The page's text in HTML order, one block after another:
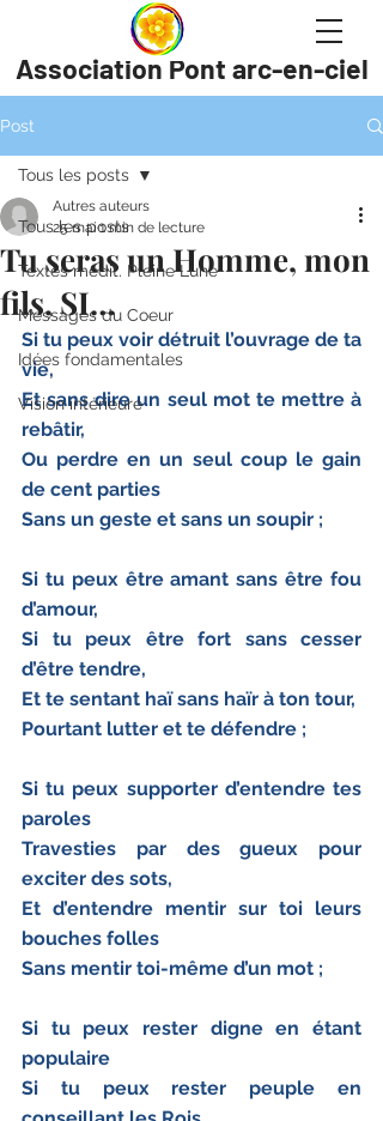
Association Pont arc-en-ciel
Post
Tous les posts
Textes médit. Pleine Lune
Messages du Coeur
Idées fondamentales
Vision intérieure
Tous les posts
Tu seras un Homme, mon
fils, SI…
Autres auteurs
25 mai 1 min de lecture
Si tu peux voir détruit l’ouvrage de ta
vie,
Et sans dire un seul mot te mettre à
rebâtir,
Ou perdre en un seul coup le gain
de cent parties
Sans un geste et sans un soupir ;
Si tu peux être amant sans être fou
d’amour,
Si tu peux être fort sans cesser
d’être tendre,
Et te sentant haï sans haïr à ton tour,
Pourtant lutter et te défendre ;
Si tu peux supporter d’entendre tes
paroles
Travesties par des gueux pour
exciter des sots,
Et d’entendre mentir sur toi leurs
bouches folles
Sans mentir toi-même d’un mot ;
Si tu peux rester digne en étant
populaire
Si tu peux rester peuple en